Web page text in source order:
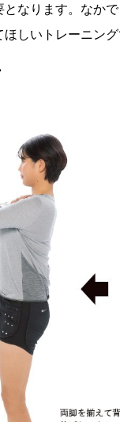
となります。なか
しいトレーニング